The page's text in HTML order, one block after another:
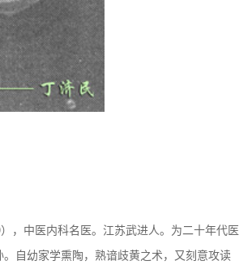
，中医内科名医。江苏武进人。为二十年代医
。自幼家学熏陶，熟谙歧黄之术，又刻意攻读